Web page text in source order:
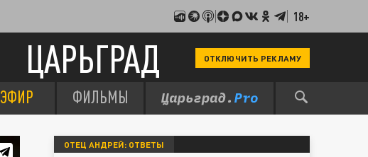
18+
ЦАРЬГРАД ОТКЛЮЧИТЬ РЕКЛАМУ
ЭФИР ФИЛЬМЫ
ОТЕЦ АНДРЕЙ: ОТВЕТЫ